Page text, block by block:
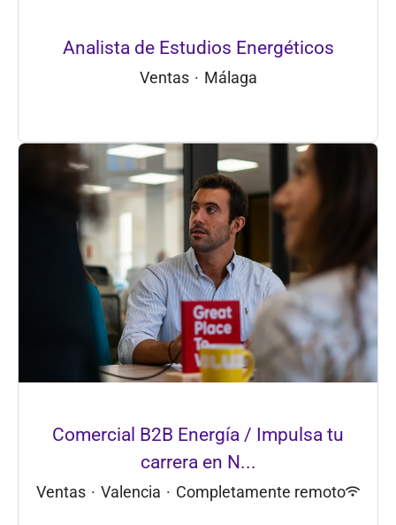
Analista de Estudios Energéticos
Ventas · Málaga
Comercial B2B Energía / Impulsa tu
carrera en N...
Ventas · Valencia · Completamente remoto